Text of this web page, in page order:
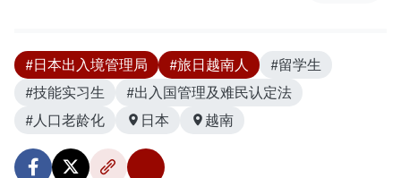
#日本出入境管理局 #旅日越南人
#留学生
#技能实习生
#出入国管理及难民认定法
#人口老龄化
日本 越南